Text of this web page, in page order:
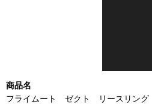
商品名
フライムート ゼクト リースリング